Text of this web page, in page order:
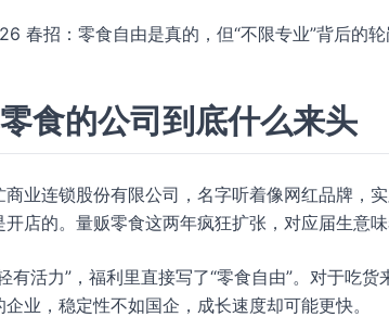
春招：零食自由是真的，但“不限专业”背后的轮
食的公司到底什么来头
业连锁股份有限公司，名字听着像网红品牌，
店的。量贩零食这两年疯狂扩张，对应届生意
有活力”，福利里直接写了“零食自由”。对于吃
业，稳定性不如国企，成长速度却可能更快。